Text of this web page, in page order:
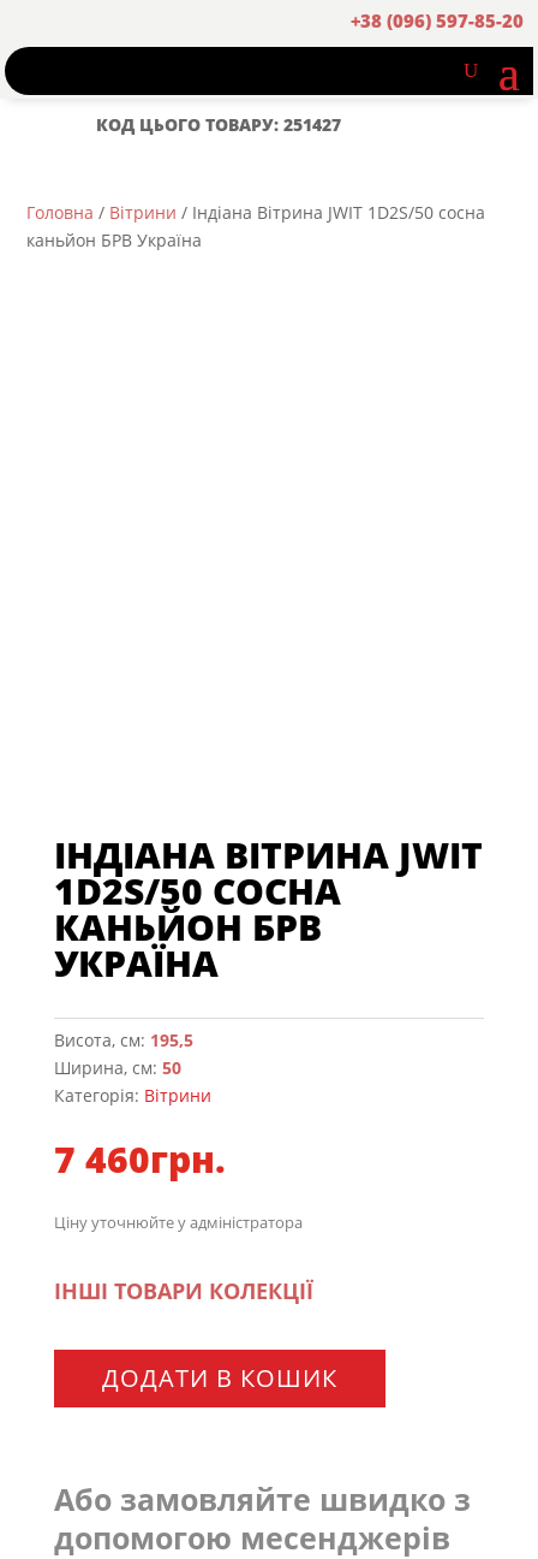
+38 (096) 597-85-20
КОД ЦЬОГО ТОВАРУ: 251427
Головна / Вітрини / Індіана Вітрина JWIT 1D2S/50 сосна
каньйон БРВ Україна
ІНДІАНА ВІТРИНА JWIT
1D2S/50 СОСНА
КАНЬЙОН БРВ
УКРАЇНА
Висота, см: 195,5
Ширина, см: 50
Категорія: Вітрини
7 460грн.
Ціну уточнюйте у адміністратора
ІНШІ ТОВАРИ КОЛЕКЦІЇ
ДОДАТИ В КОШИК
Або замовляйте швидко з
допомогою месенджерів